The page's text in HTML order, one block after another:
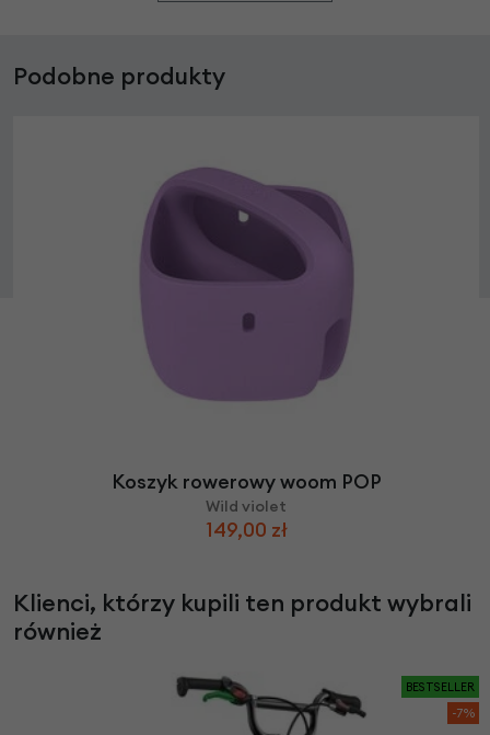
Podobne produkty
Koszyk rowerowy woom POP
Wild violet
149,00 zł
Klienci, którzy kupili ten produkt wybrali
również
BESTSELLER
-7%